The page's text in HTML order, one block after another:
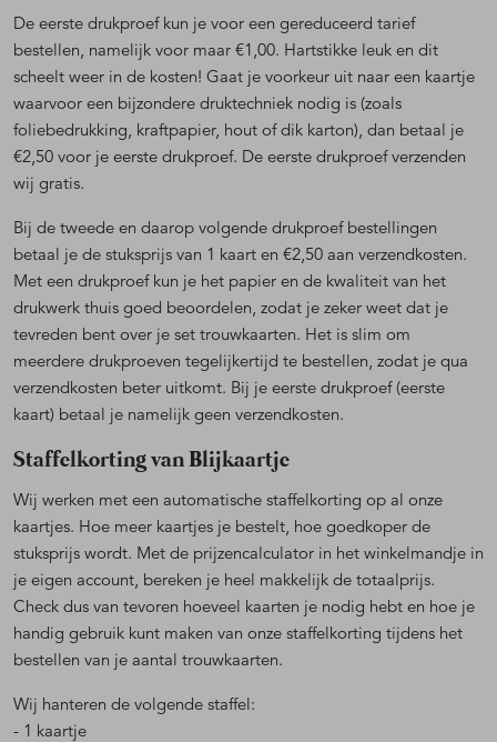
De eerste drukproef kun je voor een gereduceerd tarief
bestellen, namelijk voor maar €1,00. Hartstikke leuk en dit
scheelt weer in de kosten! Gaat je voorkeur uit naar een kaartje
waarvoor een bijzondere druktechniek nodig is (zoals
foliebedrukking, kraftpapier, hout of dik karton), dan betaal je
€2,50 voor je eerste drukproef. De eerste drukproef verzenden
wij gratis.
Bij de tweede en daarop volgende drukproef bestellingen
betaal je de stuksprijs van 1 kaart en €2,50 aan verzendkosten.
Met een drukproef kun je het papier en de kwaliteit van het
drukwerk thuis goed beoordelen, zodat je zeker weet dat je
tevreden bent over je set trouwkaarten. Het is slim om
meerdere drukproeven tegelijkertijd te bestellen, zodat je qua
verzendkosten beter uitkomt. Bij je eerste drukproef (eerste
kaart) betaal je namelijk geen verzendkosten.
Staffelkorting van Blijkaartje
Wij werken met een automatische staffelkorting op al onze
kaartjes. Hoe meer kaartjes je bestelt, hoe goedkoper de
stuksprijs wordt. Met de prijzencalculator in het winkelmandje in
je eigen account, bereken je heel makkelijk de totaalprijs.
Check dus van tevoren hoeveel kaarten je nodig hebt en hoe je
handig gebruik kunt maken van onze staffelkorting tijdens het
bestellen van je aantal trouwkaarten.
Wij hanteren de volgende staffel:
- 1 kaartje